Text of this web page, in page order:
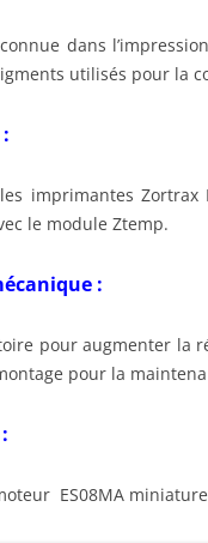
dans
utilisés pour la
imprimantes Zortrax
le module Ztemp.
:
pour augmenter la
pour la
ES08MA